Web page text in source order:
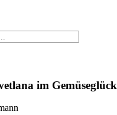
im Gemüseglück